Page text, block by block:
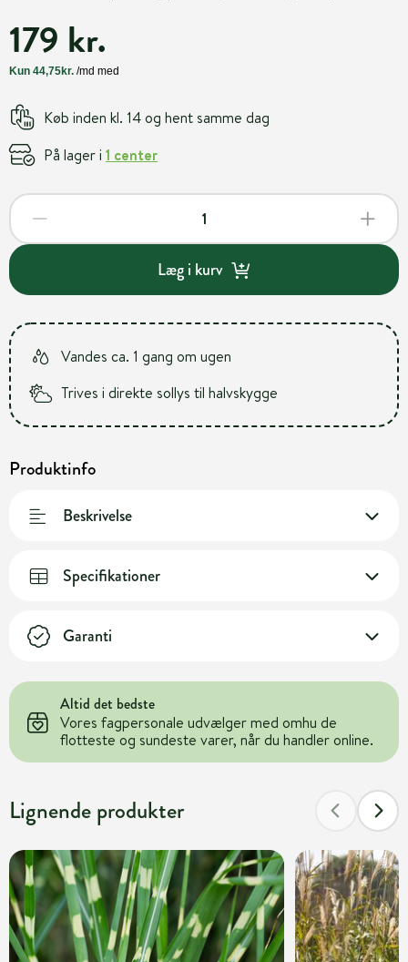
179 kr.
Køb inden kl. 14 og hent samme dag
På lager i 1 center
Læg i kurv
Vandes ca. 1 gang om ugen
Trives i direkte sollys til halvskygge
Produktinfo
Beskrivelse
Specifikationer
Garanti
Altid det bedste
Vores fagpersonale udvælger med omhu de
flotteste og sundeste varer, når du handler online.
Lignende produkter